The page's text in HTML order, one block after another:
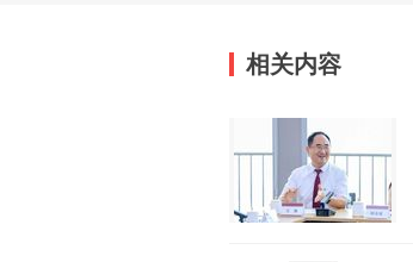
相关内容